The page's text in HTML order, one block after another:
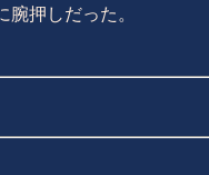
押しだった。